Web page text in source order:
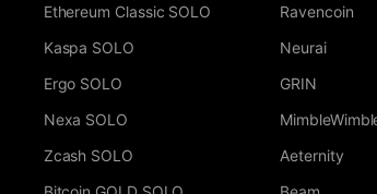
Ethereum Classic SOLO
Kaspa SOLO
Ergo SOLO
Nexa SOLO
Zcash SOLO
Ravencoin
Neurai
GRIN
Aeternity